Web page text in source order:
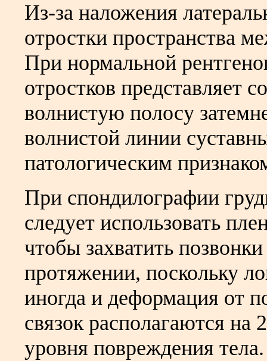
Из-за наложения
отростки пространства
При нормальной
отростков представляет
волнистую полосу
волнистой линии
патологическим
При спондилографии
следует использовать
чтобы захватить
протяжении, поскольку
иногда и деформация от
связок располагаются
уровня повреждения тела.